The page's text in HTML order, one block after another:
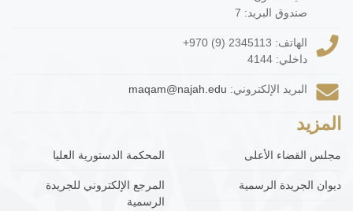
صندوق البريد: 7
الهاتف: +970 (9) 2345113
داخلي: 4144
البريد الإلكتروني: maqam@najah.edu
المزيد
مجلس القضاء الأعلى المحكمة الدستورية العليا
ديوان الجريدة الرسمية
المرجع الإلكتروني للجريدة
الرسمية